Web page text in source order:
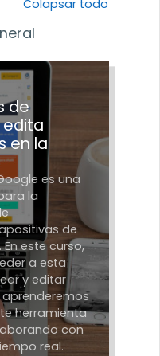
Colapsar todo
de
edita
en la
es una
la
de
este curso,
a esta
y editar
herramienta
con
real.